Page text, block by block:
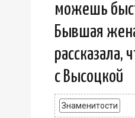
можешь
Бывшая
рассказала,
с Высоцкой
Знаменитости